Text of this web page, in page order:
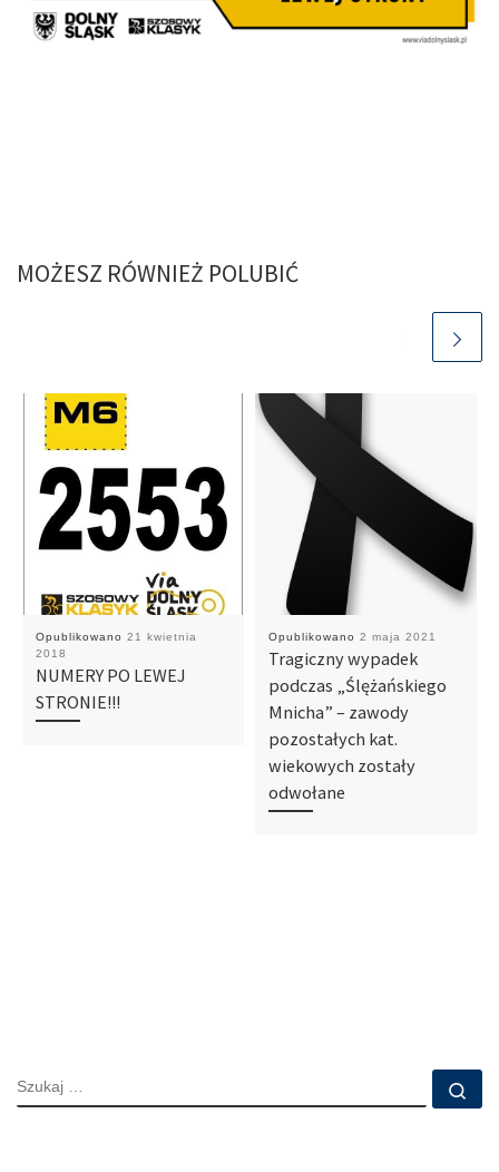
MOŻESZ RÓWNIEŻ POLUBIĆ
Opublikowano 21 kwietnia
2018
NUMERY PO LEWEJ
STRONIE!!!
Opublikowano 2 maja 2021
Tragiczny wypadek
podczas „Ślężańskiego
Mnicha” – zawody
pozostałych kat.
wiekowych zostały
odwołane
SZUKAJ